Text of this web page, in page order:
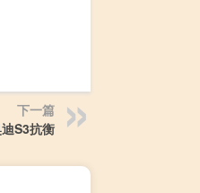
下一篇
S3抗衡